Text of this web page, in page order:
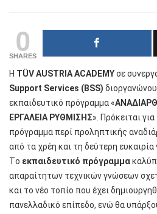
0
SHARES
H TÜVAUSTRIAACADEMYσε
Support Services (BSS)
εκπαιδευτικό πρόγραμμα «
ΕΡΓΑΛΕΙΑ ΡΥΘΜΙΣΗΣ». Πρόκειται
πρόγραμμα περί προληπτικής
από τα χρέη και τη δεύτερη ευκαιρία
Tο εκπαιδευτικό πρόγραμμα
απαραίτητων τεχνικών γνώσεων
και το νέο τοπίο που έχει
πανελλαδικό επίπεδο, ενώ θα